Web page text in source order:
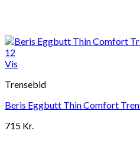
Vis
Trensebid
Beris Eggbutt Thin Comfort
715 Kr.